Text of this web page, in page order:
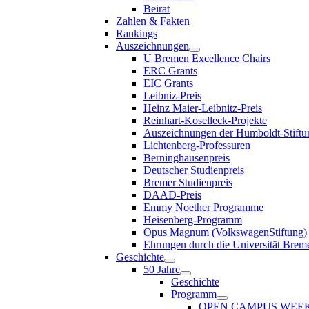
Beirat
Zahlen & Fakten
Rankings
Auszeichnungen
U Bremen Excellence Chairs
ERC Grants
EIC Grants
Leibniz-Preis
Heinz Maier-Leibnitz-Preis
Reinhart-Koselleck-Projekte
Auszeichnungen der Humboldt-
Lichtenberg-Professuren
Berninghausenpreis
Deutscher Studienpreis
Bremer Studienpreis
DAAD-Preis
Emmy Noether Programme
Heisenberg-Programm
Opus Magnum (VolkswagenStiftung)
Ehrungen durch die Universität
Geschichte
50 Jahre
Geschichte
Programm
OPEN CAMPUS